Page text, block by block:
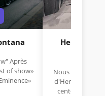
Après
of show»
Hermano
Nous avons
d'Hermano Da
cent-unième